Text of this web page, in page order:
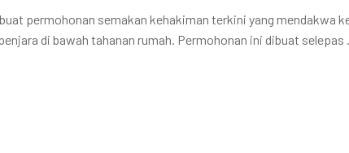
permohonan semakan kehakiman terkini yang mendakwa
di bawah tahanan rumah. Permohonan ini dibuat selepas